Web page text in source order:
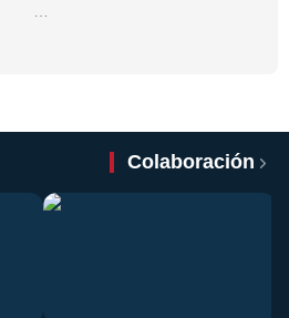
Colaboración